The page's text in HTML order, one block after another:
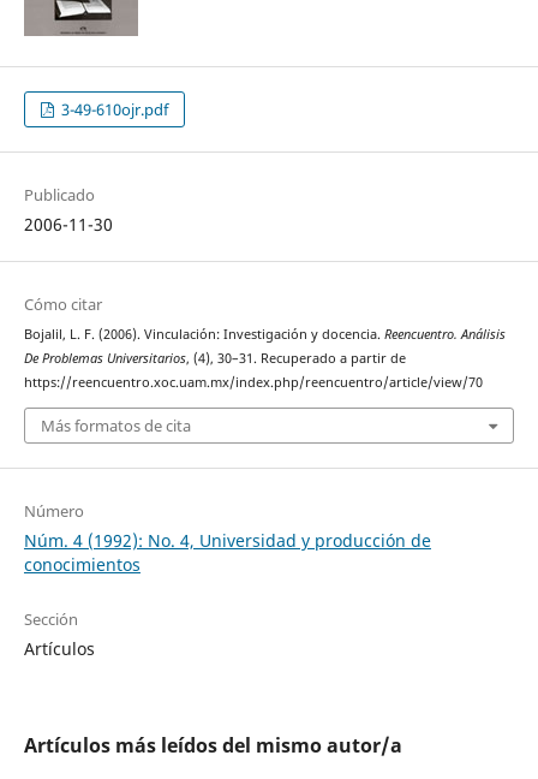
3-49-610ojr.pdf
Publicado
2006-11-30
Cómo citar
Bojalil, L. F. (2006). Vinculación: Investigación y docencia. Reencuentro. Análisis
De Problemas Universitarios, (4), 30–31. Recuperado a partir de
https://reencuentro.xoc.uam.mx/index.php/reencuentro/article/view/70
Más formatos de cita
Número
Núm. 4 (1992): No. 4, Universidad y producción de
conocimientos
Sección
Artículos
Artículos más leídos del mismo autor/a